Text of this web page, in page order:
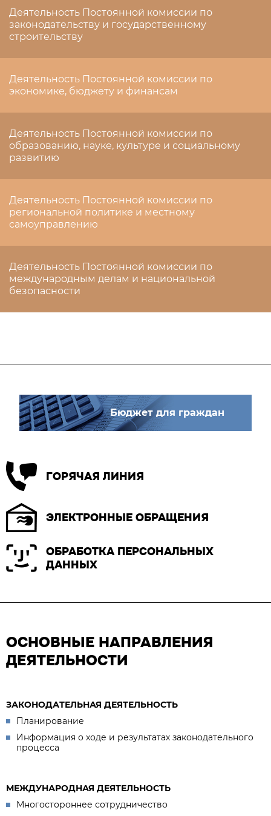
Деятельность Постоянной комиссии по
законодательству и государственному
строительству
Деятельность Постоянной комиссии по
экономике, бюджету и финансам
Деятельность Постоянной комиссии по
образованию, науке, культуре и социальному
развитию
Деятельность Постоянной комиссии по
региональной политике и местному
самоуправлению
Деятельность Постоянной комиссии по
международным делам и национальной
безопасности
Бюджет для граждан
ГОРЯЧАЯ ЛИНИЯ
ЭЛЕКТРОННЫЕ ОБРАЩЕНИЯ
ОБРАБОТКА ПЕРСОНАЛЬНЫХ
ДАННЫХ
ОСНОВНЫЕ НАПРАВЛЕНИЯ
ДЕЯТЕЛЬНОСТИ
ЗАКОНОДАТЕЛЬНАЯ ДЕЯТЕЛЬНОСТЬ
Планирование
Информация о ходе и результатах законодательного
процесса
МЕЖДУНАРОДНАЯ ДЕЯТЕЛЬНОСТЬ
Многостороннее сотрудничество